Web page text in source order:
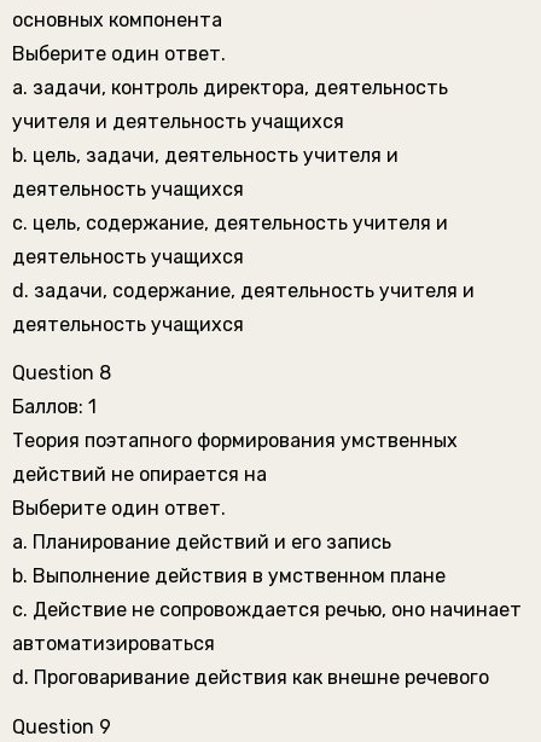
основных компонента
Выберите один ответ.
a. задачи, контроль директора, деятельность
учителя и деятельность учащихся
b. цель, задачи, деятельность учителя и
деятельность учащихся
c. цель, содержание, деятельность учителя и
деятельность учащихся
d. задачи, содержание, деятельность учителя и
деятельность учащихся
Question 8
Баллов: 1
Теория поэтапного формирования умственных
действий не опирается на
Выберите один ответ.
a. Планирование действий и его запись
b. Выполнение действия в умственном плане
c. Действие не сопровождается речью, оно начинает
автоматизироваться
d. Проговаривание действия как внешне речевого
Question 9